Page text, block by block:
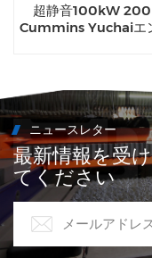
超静音100kW
Cummins Yuchaiエ
ニュースレター
最新情報を受
てください